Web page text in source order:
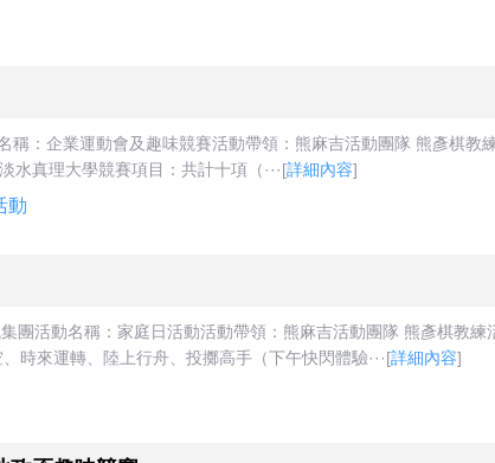
：企業運動會及趣味競賽活動帶領：熊麻吉活動團隊 熊彥棋教
真理大學競賽項目：共計十項（···[詳細內容]
動
團活動名稱：家庭日活動活動帶領：熊麻吉活動團隊 熊彥棋教練
時來運轉、陸上行舟、投擲高手（下午快閃體驗···[詳細內容]